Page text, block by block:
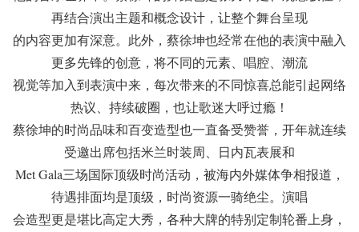
再结合演出主题和概念设计，让整个舞台呈现
的内容更加有深意。此外，蔡徐坤也经常在他的表演中融入
更多先锋的创意，将不同的元素、唱腔、潮流
视觉等加入到表演中来，每次带来的不同惊喜总能引起网络
热议、持续破圈，也让歌迷大呼过瘾！
蔡徐坤的时尚品味和百变造型也一直备受赞誉，开年就连续
受邀出席包括米兰时装周、日内瓦表展和
Met Gala三场国际顶级时尚活动，被海内外媒体争相报道，
待遇排面均是顶级，时尚资源一骑绝尘。演唱
会造型更是堪比高定大秀，各种大牌的特别定制轮番上身，